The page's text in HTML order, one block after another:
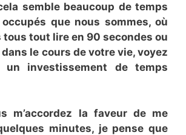
semble beaucoup de temps
que nous sommes, où
tous tout lire en 90 secondes ou
le cours de votre vie, voyez
un investissement de temps
m’accordez la faveur de me
minutes, je pense que